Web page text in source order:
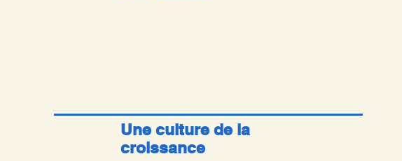
Une culture de la
croissance